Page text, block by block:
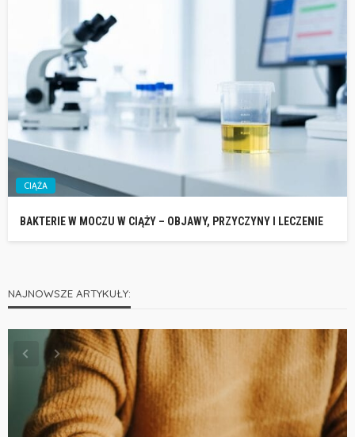
CIĄŻA
BAKTERIE W MOCZU W CIĄŻY – OBJAWY, PRZYCZYNY I LECZENIE
NAJNOWSZE ARTYKUŁY: